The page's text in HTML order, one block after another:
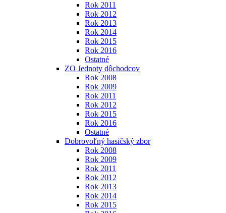
Rok 2011
Rok 2012
Rok 2013
Rok 2014
Rok 2015
Rok 2016
Ostatné
ZO Jednoty dôchodcov
Rok 2008
Rok 2009
Rok 2011
Rok 2012
Rok 2015
Rok 2016
Ostatné
Dobrovoľný hasičský zbor
Rok 2008
Rok 2009
Rok 2011
Rok 2012
Rok 2013
Rok 2014
Rok 2015